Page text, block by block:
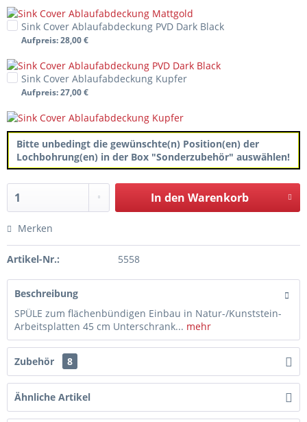
Sink Cover Ablaufabdeckung PVD Dark Black
Aufpreis: 28,00 €
Sink Cover Ablaufabdeckung Kupfer
Aufpreis: 27,00 €
Bitte unbedingt die gewünschte(n) Position(en) der
Lochbohrung(en) in der Box "Sonderzubehör" auswählen!
In den Warenkorb
Merken
Artikel-Nr.: 5558
Beschreibung
SPÜLE zum flächenbündigen Einbau in Natur-/Kunststein-
Arbeitsplatten 45 cm Unterschrank... mehr
Zubehör 8
Ähnliche Artikel